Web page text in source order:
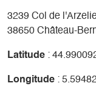
3239 Col de
38650 Château-
Latitude :
Longitude :